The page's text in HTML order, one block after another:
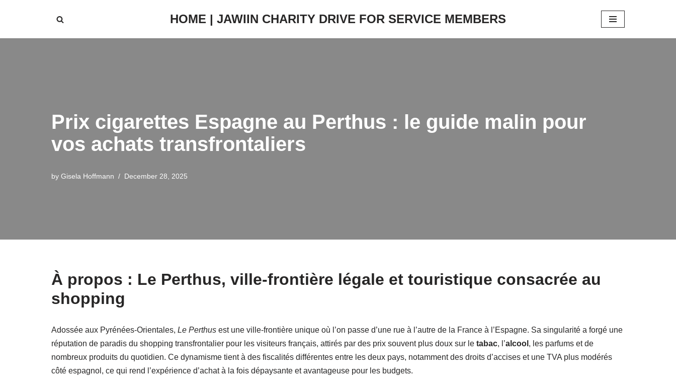
HOME | JAWIIN CHARITY DRIVE FOR SERVICE MEMBERS
Prix cigarettes Espagne au Perthus : le guide malin pour
vos achats transfrontaliers
by Gisela Hoffmann December 28, 2025
À propos : Le Perthus, ville-frontière légale et touristique consacrée au
shopping
Adossée aux Pyrénées-Orientales, Le Perthus est une ville-frontière unique où l’on passe d’une rue à l’autre de la France à l’Espagne. Sa singularité a forgé une
réputation de paradis du shopping transfrontalier pour les visiteurs français, attirés par des prix souvent plus doux sur le tabac, l’alcool , les parfums et de
nombreux produits du quotidien. Ce dynamisme tient à des fiscalités différentes entre les deux pays, notamment des droits d’accises et une TVA plus modérés
côté espagnol, ce qui rend l’expérience d’achat à la fois dépaysante et avantageuse pour les budgets.